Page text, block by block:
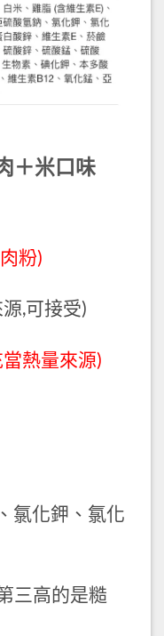
＋米口味
粉)
,可接受)
熱量來源)
氯化鉀、氯化
三高的是糙